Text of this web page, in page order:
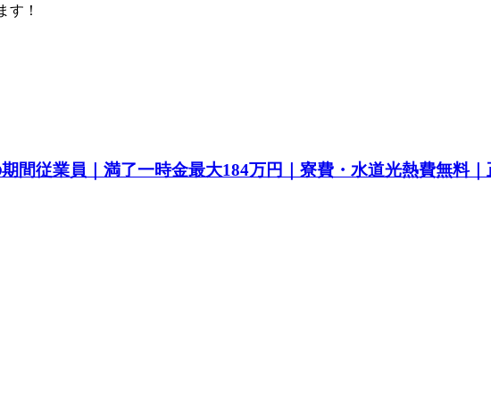
す！
間従業員｜満了一時金最大184万円｜寮費・水道光熱費無料